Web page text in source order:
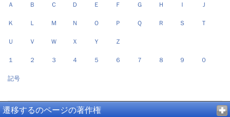
Ａ Ｂ Ｃ Ｄ Ｅ Ｆ Ｇ Ｈ Ｉ Ｊ
Ｋ Ｌ Ｍ Ｎ Ｏ Ｐ Ｑ Ｒ Ｓ Ｔ
Ｕ Ｖ Ｗ Ｘ Ｙ Ｚ
１ ２ ３ ４ ５ ６ ７ ８ ９ ０
記号
遷移するのページの著作権